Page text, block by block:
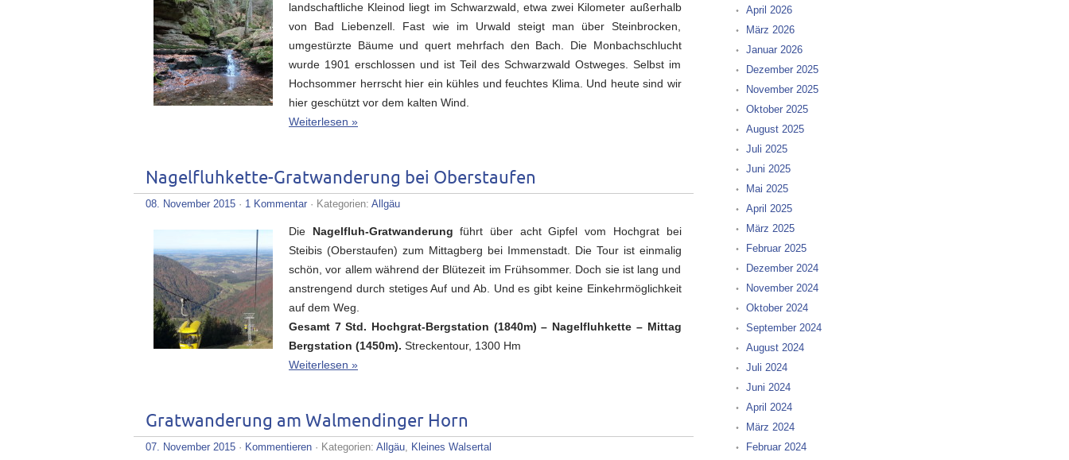
landschaftliche Kleinod liegt im Schwarzwald, etwa zwei Kilometer außerhalb
von Bad Liebenzell. Fast wie im Urwald steigt man über Steinbrocken,
umgestürzte Bäume und quert mehrfach den Bach. Die Monbachschlucht
wurde 1901 erschlossen und ist Teil des Schwarzwald Ostweges. Selbst im
Hochsommer herrscht hier ein kühles und feuchtes Klima. Und heute sind wir
hier geschützt vor dem kalten Wind.
Weiterlesen »
Nagelfluhkette-Gratwanderung bei Oberstaufen
08. November 2015 · 1 Kommentar · Kategorien: Allgäu
Die Nagelfluh-Gratwanderung führt über acht Gipfel vom Hochgrat bei
Steibis (Oberstaufen) zum Mittagberg bei Immenstadt. Die Tour ist einmalig
schön, vor allem während der Blütezeit im Frühsommer. Doch sie ist lang und
anstrengend durch stetiges Auf und Ab. Und es gibt keine Einkehrmöglichkeit
auf dem Weg.
Gesamt 7 Std. Hochgrat-Bergstation (1840m) – Nagelfluhkette – Mittag
Bergstation (1450m). Streckentour, 1300 Hm
Weiterlesen »
Gratwanderung am Walmendinger Horn
07. November 2015 · Kommentieren · Kategorien: Allgäu, Kleines Walsertal
April 2026
März 2026
Januar 2026
Dezember 2025
November 2025
Oktober 2025
August 2025
Juli 2025
Juni 2025
Mai 2025
April 2025
März 2025
Februar 2025
Dezember 2024
November 2024
Oktober 2024
September 2024
August 2024
Juli 2024
Juni 2024
April 2024
März 2024
Februar 2024